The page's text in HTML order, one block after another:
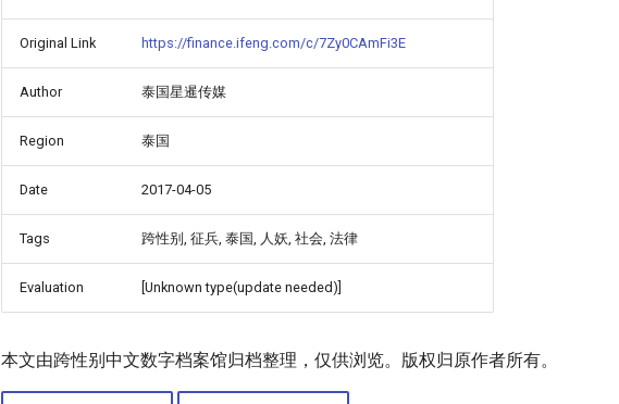
Original Link https://finance.ifeng.com/c/7Zy0CAmFi3E
Author 泰国星暹传媒
Region 泰国
Date 2017-04-05
Tags 跨性别, 征兵, 泰国, 人妖, 社会, 法律
Evaluation [Unknown type(update needed)]
本文由跨性别中文数字档案馆归档整理，仅供浏览。版权归原作者所有。